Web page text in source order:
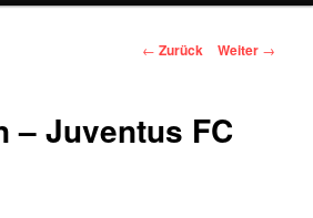
Beitragsnavigation
← Zurück Weiter →
– Juventus FC